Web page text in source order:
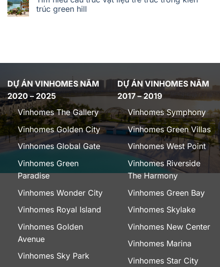
trúc green hill
DỰ ÁN VINHOMES NĂM
2020 – 2025
Vinhomes The Gallery
Vinhomes Golden City
Vinhomes Global Gate
Vinhomes Green
Paradise
Vinhomes Wonder City
Vinhomes Royal Island
Vinhomes Golden
Avenue
Vinhomes Sky Park
DỰ ÁN VINHOMES NĂM
2017 – 2019
Vinhomes Symphony
Vinhomes Green Villas
Vinhomes West Point
Vinhomes Riverside
The Harmony
Vinhomes Green Bay
Vinhomes Skylake
Vinhomes New Center
Vinhomes Marina
Vinhomes Star City